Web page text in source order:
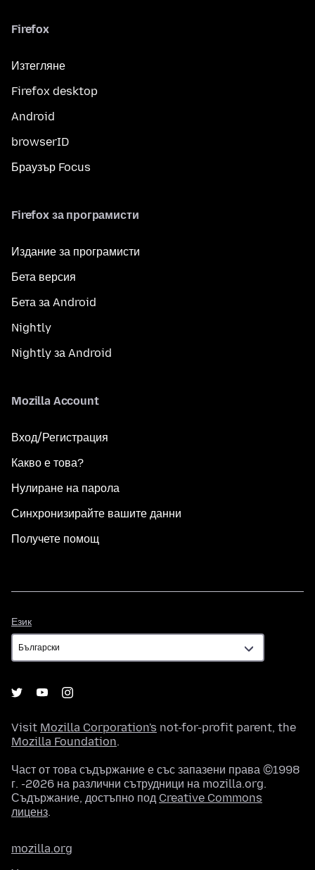
Firefox
Изтегляне
Firefox desktop
Android
browserID
Браузър Focus
Firefox за програмисти
Издание за програмисти
Бета версия
Бета за Android
Nightly
Nightly за Android
Mozilla Account
Вход/Регистрация
Какво е това?
Нулиране на парола
Синхронизирайте вашите данни
Получете помощ
Език
Visit Mozilla Corporation's not-for-profit parent, the
Mozilla Foundation.
Част от това съдържание е със запазени права ©1998
г. -2026 на различни сътрудници на mozilla.org.
Съдържание, достъпно под Creative Commons
лиценз.
mozilla.org